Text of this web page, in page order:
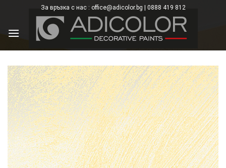
content
За връзка с нас : office@adicolor.bg | 0888 419 812
×